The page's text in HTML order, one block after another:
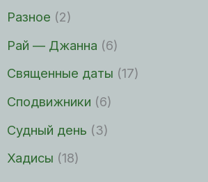
Разное (2)
Рай — Джанна (6)
Священные даты (17)
Сподвижники (6)
Судный день (3)
Хадисы (18)